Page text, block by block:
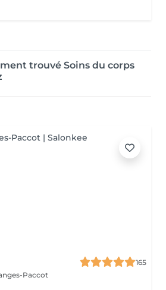
trouvé Soins du corps
165
Paccot